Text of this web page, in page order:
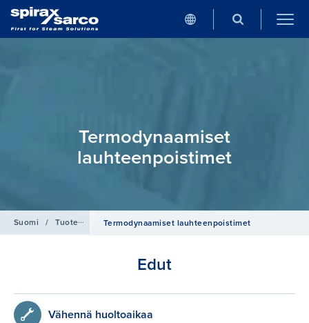
Termodynaamiset
lauhteenpoistimet
Suomi / Tuotehaku / Lauhteenpoistimet
Termodynaamiset lauhteenpoistimet
Edut
Vähennä huoltoaikaa